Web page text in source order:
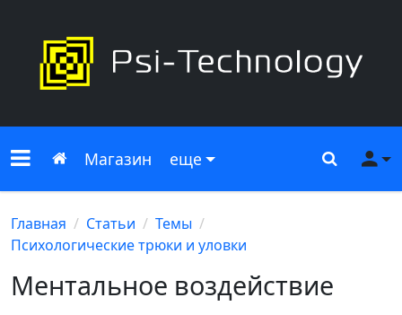
Меню сайта
Главная
Магазин еще Поиск
Главная Статьи
Темы
Психологические трюки и уловки
Ментальное воздействие